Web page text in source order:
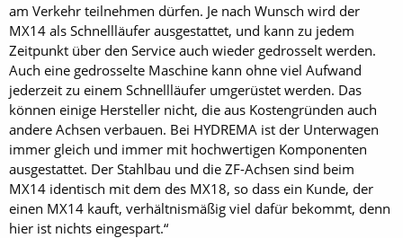
am Verkehr teilnehmen dürfen. Je nach Wunsch wird der
MX14 als Schnellläufer ausgestattet, und kann zu jedem
Zeitpunkt über den Service auch wieder gedrosselt werden.
Auch eine gedrosselte Maschine kann ohne viel Aufwand
jederzeit zu einem Schnellläufer umgerüstet werden. Das
können einige Hersteller nicht, die aus Kostengründen auch
andere Achsen verbauen. Bei HYDREMA ist der Unterwagen
immer gleich und immer mit hochwertigen Komponenten
ausgestattet. Der Stahlbau und die ZF-Achsen sind beim
MX14 identisch mit dem des MX18, so dass ein Kunde, der
einen MX14 kauft, verhältnismäßig viel dafür bekommt, denn
hier ist nichts eingespart.“